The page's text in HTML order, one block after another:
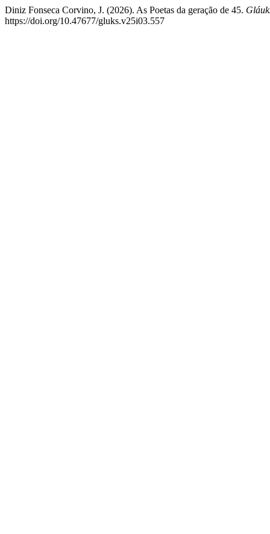
Diniz Fonseca Corvino, J. (2026). As Poetas da geração de 45.
https://doi.org/10.47677/gluks.v25i03.557